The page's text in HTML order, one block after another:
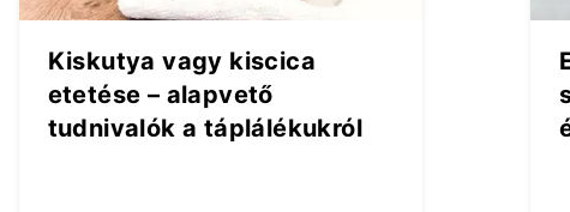
Kiskutya vagy kiscica
etetése – alapvető
tudnivalók a táplálékukról